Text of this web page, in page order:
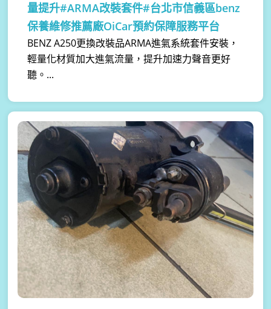
量提升#ARMA改裝套件#台北市信義區benz
保養維修推薦廠OiCar預約保障服務平台
BENZ A250更換改裝品ARMA進氣系統套件安裝，
輕量化材質加大進氣流量，提升加速力聲音更好
聽。...